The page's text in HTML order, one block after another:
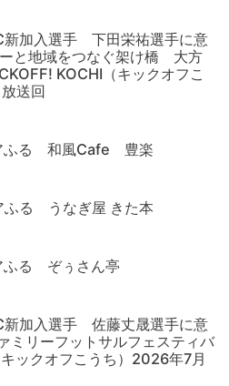
新加入選手 下田栄祐選手に意
と地域をつなぐ架け橋 大方
KOCHI（キックオフこ
送回
ふる 和風Cafe 豊楽
ふる うなぎ屋 きた本
ふる ぞぅさん亭
新加入選手 佐藤丈晟選手に意
ミリーフットサルフェスティバ
ックオフこうち）2026年7月